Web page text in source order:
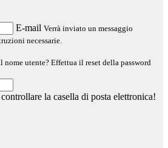
E-mail Verrà inviato un messaggio
necessarie.
nome utente? Effettua il reset della password
la casella di posta elettronica!